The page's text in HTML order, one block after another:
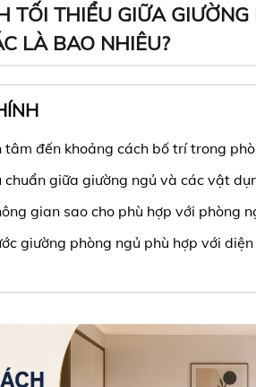
TỐI THIỂU GIỮA
LÀ BAO NHIÊU?
tâm đến khoảng cách bố trí trong
chuẩn giữa giường ngủ và các vật
gian sao cho phù hợp với phòng
giường phòng ngủ phù hợp với